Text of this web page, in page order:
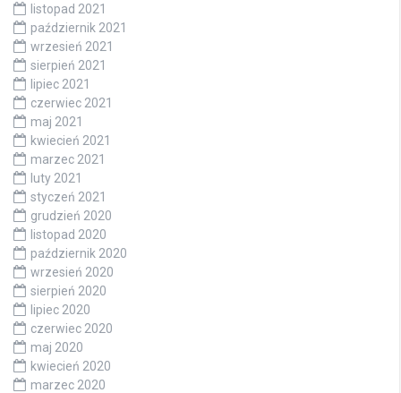
listopad 2021
październik 2021
wrzesień 2021
sierpień 2021
lipiec 2021
czerwiec 2021
maj 2021
kwiecień 2021
marzec 2021
luty 2021
styczeń 2021
grudzień 2020
listopad 2020
październik 2020
wrzesień 2020
sierpień 2020
lipiec 2020
czerwiec 2020
maj 2020
kwiecień 2020
marzec 2020